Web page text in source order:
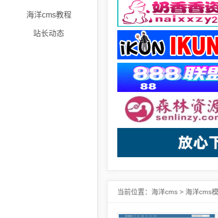
海洋cms教程
站长动态
当前位置： 海洋cms > 海洋cms